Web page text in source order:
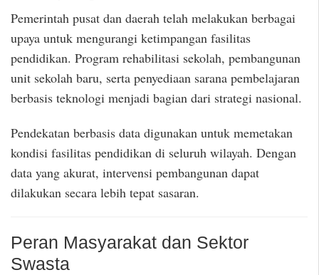
Pemerintah pusat dan daerah telah melakukan berbagai
upaya untuk mengurangi ketimpangan fasilitas
pendidikan. Program rehabilitasi sekolah, pembangunan
unit sekolah baru, serta penyediaan sarana pembelajaran
berbasis teknologi menjadi bagian dari strategi nasional.
Pendekatan berbasis data digunakan untuk memetakan
kondisi fasilitas pendidikan di seluruh wilayah. Dengan
data yang akurat, intervensi pembangunan dapat
dilakukan secara lebih tepat sasaran.
Peran Masyarakat dan Sektor
Swasta